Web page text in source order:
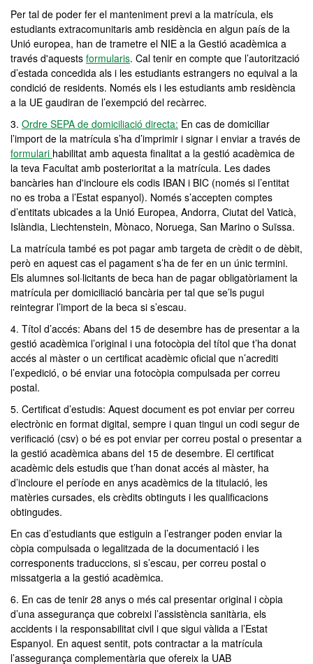
Per tal de poder fer el manteniment previ a la matrícula, els
estudiants extracomunitaris amb residència en algun país de la
Unió europea, han de trametre el NIE a la Gestió acadèmica a
través d'aquests formularis. Cal tenir en compte que l’autorització
d’estada concedida als i les estudiants estrangers no equival a la
condició de residents. Només els i les estudiants amb residència
a la UE gaudiran de l’exempció del recàrrec.
3. Ordre SEPA de domiciliació directa: En cas de domiciliar
l’import de la matrícula s’ha d’imprimir i signar i enviar a través de
formulari habilitat amb aquesta finalitat a la gestió acadèmica de
la teva Facultat amb posterioritat a la matrícula. Les dades
bancàries han d'incloure els codis IBAN i BIC (només si l’entitat
no es troba a l’Estat espanyol). Només s’accepten comptes
d’entitats ubicades a la Unió Europea, Andorra, Ciutat del Vaticà,
Islàndia, Liechtenstein, Mònaco, Noruega, San Marino o Suïssa.
La matrícula també es pot pagar amb targeta de crèdit o de dèbit,
però en aquest cas el pagament s’ha de fer en un únic termini.
Els alumnes sol·licitants de beca han de pagar obligatòriament la
matrícula per domiciliació bancària per tal que se’ls pugui
reintegrar l’import de la beca si s’escau.
4. Títol d’accés: Abans del 15 de desembre has de presentar a la
gestió acadèmica l’original i una fotocòpia del títol que t’ha donat
accés al màster o un certificat acadèmic oficial que n’acrediti
l’expedició, o bé enviar una fotocòpia compulsada per correu
postal.
5. Certificat d’estudis: Aquest document es pot enviar per correu
electrònic en format digital, sempre i quan tingui un codi segur de
verificació (csv) o bé es pot enviar per correu postal o presentar a
la gestió acadèmica abans del 15 de desembre. El certificat
acadèmic dels estudis que t’han donat accés al màster, ha
d’incloure el període en anys acadèmics de la titulació, les
matèries cursades, els crèdits obtinguts i les qualificacions
obtingudes.
En cas d’estudiants que estiguin a l’estranger poden enviar la
còpia compulsada o legalitzada de la documentació i les
corresponents traduccions, si s’escau, per correu postal o
missatgeria a la gestió acadèmica.
6. En cas de tenir 28 anys o més cal presentar original i còpia
d’una assegurança que cobreixi l’assistència sanitària, els
accidents i la responsabilitat civil i que sigui vàlida a l’Estat
Espanyol. En aquest sentit, pots contractar a la matrícula
l’assegurança complementària que ofereix la UAB